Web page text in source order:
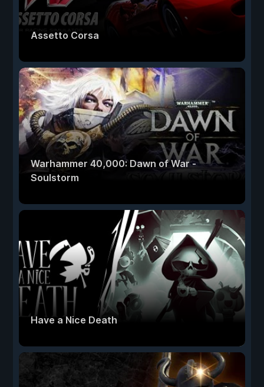
Assetto Corsa
Warhammer 40,000: Dawn of War -
Soulstorm
Have a Nice Death